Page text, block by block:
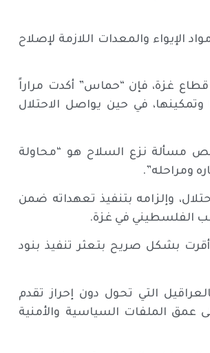
الإيواء والمعدات اللازمة لإصلاح
غزة، فإن “حماس” أكدت مراراً
وتمكينها، في حين يواصل الاحتلال
مسألة نزع السلاح هو “محاولة
ومراحله”.
وإلزامه بتنفيذ تعهداته ضمن
الفلسطيني في غزة.
بشكل صريح بتعثر تنفيذ بنود
التي تحول دون إحراز تقدم
عمق الملفات السياسية والأمنية